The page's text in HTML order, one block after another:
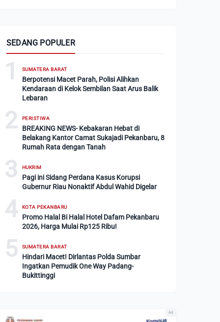
SEDANG POPULER
1 SUMATERA BARAT
Berpotensi Macet Parah, Polisi Alihkan
Kendaraan di Kelok Sembilan Saat Arus Balik
Lebaran
2 PERISTIWA
BREAKING NEWS- Kebakaran Hebat di
Belakang Kantor Camat Sukajadi Pekanbaru, 8
Rumah Rata dengan Tanah
3 HUKRIM
Pagi ini Sidang Perdana Kasus Korupsi
Gubernur Riau Nonaktif Abdul Wahid Digelar
4 KOTA PEKANBARU
Promo Halal Bi Halal Hotel Dafam Pekanbaru
2026, Harga Mulai Rp125 Ribu!
5 SUMATERA BARAT
Hindari Macet! Dirlantas Polda Sumbar
Ingatkan Pemudik One Way Padang-
Bukittinggi
Ad